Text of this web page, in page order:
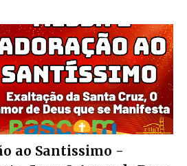
ao Santissimo -